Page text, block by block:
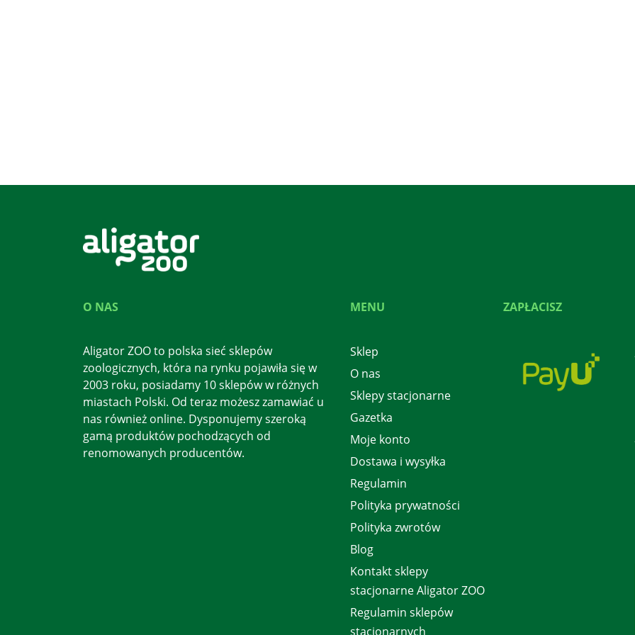
O NAS
Aligator ZOO to polska sieć sklepów
zoologicznych, która na rynku pojawiła się w
2003 roku, posiadamy 10 sklepów w różnych
miastach Polski. Od teraz możesz zamawiać u
nas również online. Dysponujemy szeroką
gamą produktów pochodzących od
renomowanych producentów.
MENU
Sklep
O nas
Sklepy stacjonarne
Gazetka
Moje konto
Dostawa i wysyłka
Regulamin
Polityka prywatności
Polityka zwrotów
Blog
Kontakt sklepy
stacjonarne Aligator ZOO
Regulamin sklepów
stacjonarnych
ZAPŁACISZ